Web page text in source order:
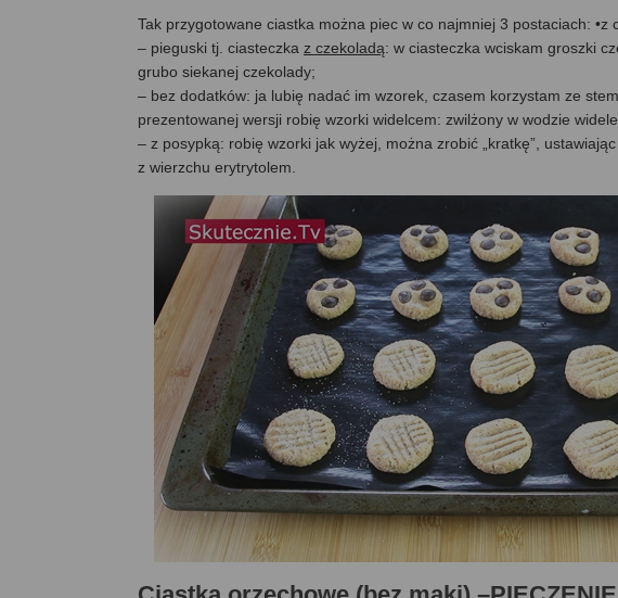
Tak przygotowane ciastka można piec w co najmniej 3 postaciach: •z
– pieguski tj. ciasteczka z czekoladą: w ciasteczka wciskam groszki
grubo siekanej czekolady;
– bez dodatków: ja lubię nadać im wzorek, czasem korzystam ze
prezentowanej wersji robię wzorki widelcem: zwilżony w wodzie
– z posypką: robię wzorki jak wyżej, można zrobić „kratkę”,
z wierzchu erytrytolem.